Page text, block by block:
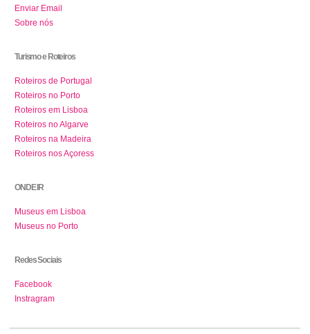
Enviar Email
Sobre nós
Turismo e Roteiros
Roteiros de Portugal
Roteiros no Porto
Roteiros em Lisboa
Roteiros no Algarve
Roteiros na Madeira
Roteiros nos Açoress
ONDE IR
Museus em Lisboa
Museus no Porto
Redes Sociais
Facebook
Instragram